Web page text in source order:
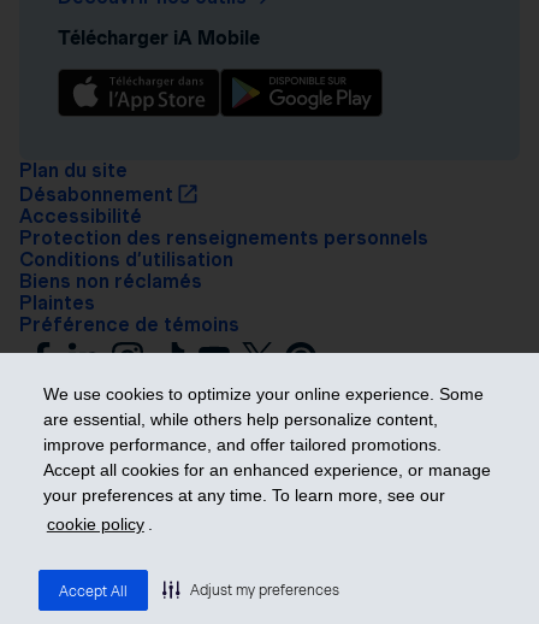
We use cookies to optimize your online experience. Some
are essential, while others help personalize content,
improve performance, and offer tailored promotions.
Accept all cookies for an enhanced experience, or manage
your preferences at any time. To learn more, see our
cookie policy .
Accept All Adjust my preferences
Télécharger iA Mobile
Plan du site
Désabonnement
Accessibilité
Protection des renseignements personnels
Conditions d’utilisation
Biens non réclamés
Plaintes
Préférence de témoins
Prendre les devants
Groupe financier. Tous droits réservés.